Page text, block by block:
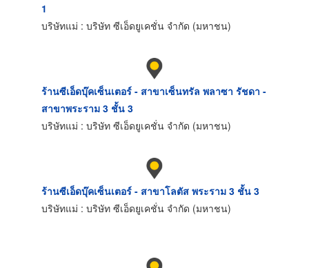
1
บริษัทแม่ : บริษัท ซีเอ็ดยูเคชั่น จำกัด (มหาชน)
ร้านซีเอ็ดบุ๊คเซ็นเตอร์ - สาขาเซ็นทรัล พลาซา รัชดา -
สาขาพระราม 3 ชั้น 3
บริษัทแม่ : บริษัท ซีเอ็ดยูเคชั่น จำกัด (มหาชน)
ร้านซีเอ็ดบุ๊คเซ็นเตอร์ - สาขาโลตัส พระราม 3 ชั้น 3
บริษัทแม่ : บริษัท ซีเอ็ดยูเคชั่น จำกัด (มหาชน)